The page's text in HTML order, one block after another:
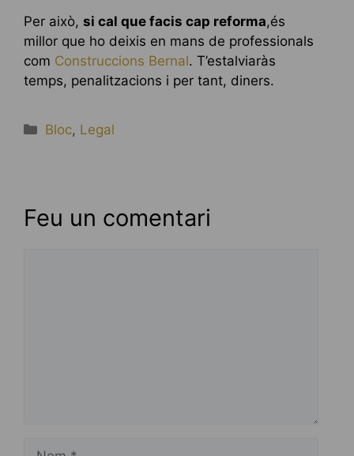
Per això, si cal que facis cap reforma,és
millor que ho deixis en mans de professionals
com Construccions Bernal. T’estalviaràs
temps, penalitzacions i per tant, diners.
Categories
Bloc, Legal
Feu un comentari
Nom